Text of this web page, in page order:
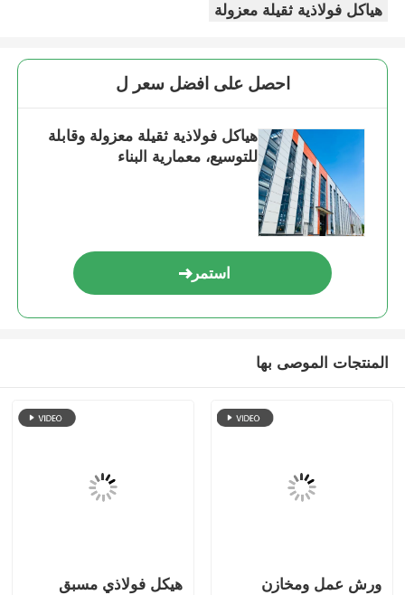
هيكل فولاذي ثقيل
مكتب هيكل الصلب
هيكل فولاذي بيت الدواجن
هيكل فولاذي متعدد الطوابق
هيكل الصلب الصناعي
مبنى فولاذي عام
هيكل الصلب التجاري
الهيكل الصلب الجاهزة
هياكل فولاذية ثقيلة معزولة
احصل على افضل سعر ل
هياكل فولاذية ثقيلة معزولة وقابلة
للتوسيع، معمارية البناء
استمر
المنتجات الموصى بها
ورش عمل ومخازن
هيكل فولاذي مسبق